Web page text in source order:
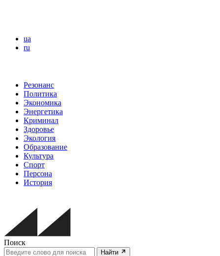
ua
ru
Резонанс
Политика
Экономика
Энергетика
Криминал
Здоровье
Экология
Образование
Культура
Спорт
Персона
История
Поиск
Найти